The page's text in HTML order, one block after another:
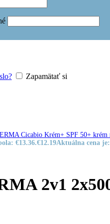
Zapamätať si
Cicabio Krém+ SPF 50+ krém
€13.36.€12.19Aktuálna cena je:
2v1